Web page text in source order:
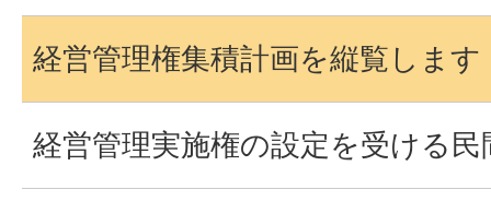
経営管理権集積計画を縦覧します
経営管理実施権の設定を受ける